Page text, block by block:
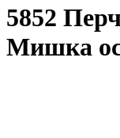
5852
Мишка